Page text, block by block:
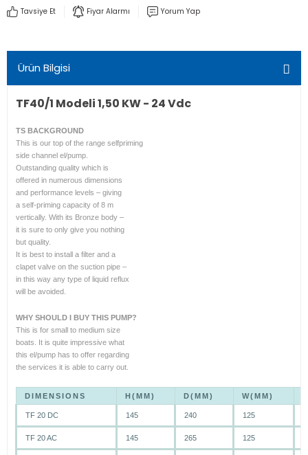
Tavsiye Et Fiyar Alarmı Yorum Yap
Ürün Bilgisi
TF40/1 Modeli 1,50 KW - 24 Vdc
TS BACKGROUND
This is our top of the range selfpriming
side channel el/pump.
Outstanding quality which is
offered in numerous dimensions
and performance levels – giving
a self-priming capacity of 8 m
vertically. With its Bronze body –
it is sure to only give you nothing
but quality.
It is best to install a filter and a
clapet valve on the suction pipe –
in this way any type of liquid reflux
will be avoided.
WHY SHOULD I BUY THIS PUMP?
This is for small to medium size
boats. It is quite impressive what
this el/pump has to offer regarding
the services it is able to carry out.
DIMENSIONS H(MM) D(MM) W(MM)
TF 20 DC 145 240 125
TF 20 AC 145 265 125